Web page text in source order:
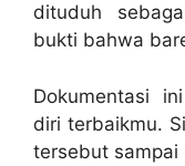
dituduh
bukti bahwa
Dokumentasi
diri terbaikmu.
tersebut sampai